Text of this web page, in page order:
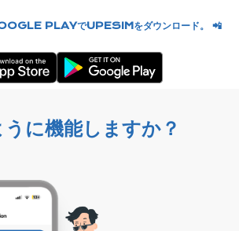
PLAYでUPESIMをダウンロード。 📲
うに機能しますか？